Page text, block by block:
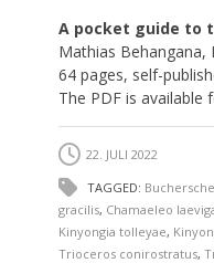
A pocket guide to
Mathias Behangana,
64 pages, self-
The PDF is available
22. JULI 2022
TAGGED:
gracilis, Chamaeleo
Kinyongia tolleyae,
Trioceros conirostratus,